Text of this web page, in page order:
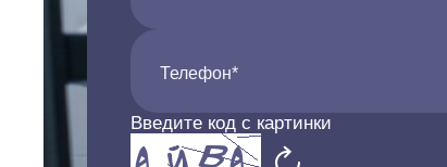
Телефон*
Введите код с картинки